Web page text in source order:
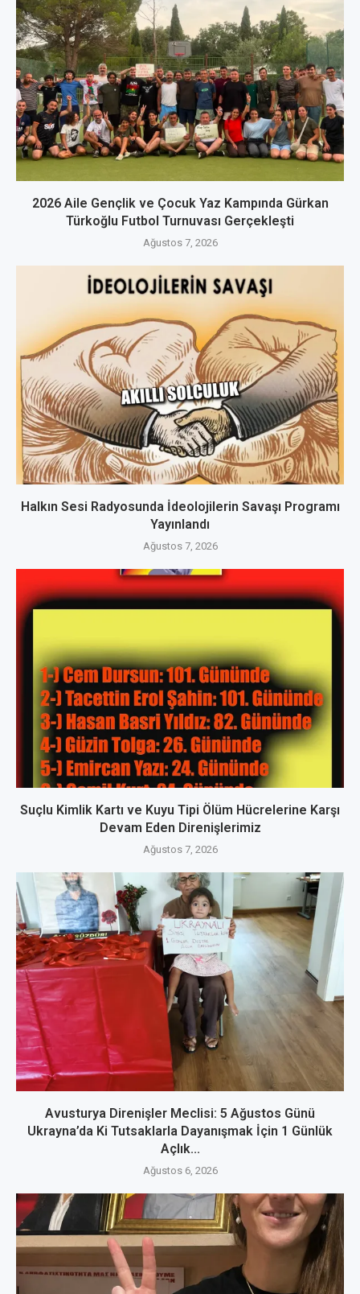
2026 Aile Gençlik ve Çocuk Yaz Kampında Gürkan
Türkoğlu Futbol Turnuvası Gerçekleşti
Ağustos 7, 2026
Halkın Sesi Radyosunda İdeolojilerin Savaşı Programı
Yayınlandı
Ağustos 7, 2026
Suçlu Kimlik Kartı ve Kuyu Tipi Ölüm Hücrelerine Karşı
Devam Eden Direnişlerimiz
Ağustos 7, 2026
Avusturya Direnişler Meclisi: 5 Ağustos Günü
Ukrayna’da Ki Tutsaklarla Dayanışmak İçin 1 Günlük
Açlık...
Ağustos 6, 2026